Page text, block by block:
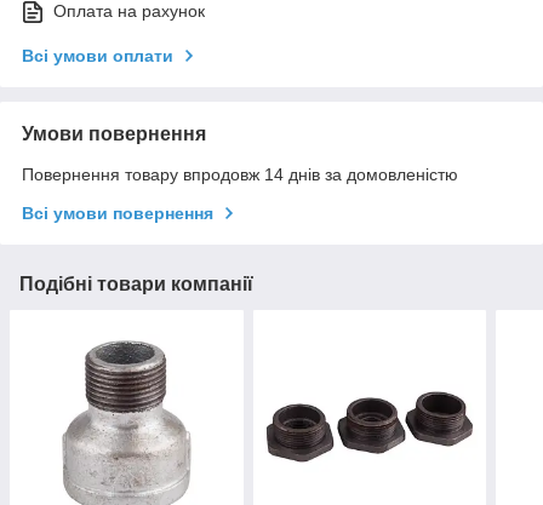
Оплата на рахунок
Всі умови оплати
Умови повернення
Повернення товару впродовж 14 днів за домовленістю
Всі умови повернення
Подібні товари компанії